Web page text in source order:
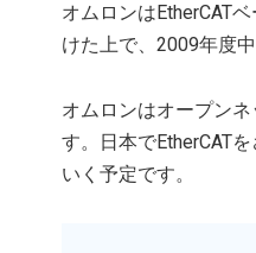
オムロンはEtherCAT
けた上で、2009年度
オムロンはオープン
す。日本でEtherCAT
いく予定です。